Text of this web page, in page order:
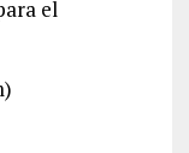
el